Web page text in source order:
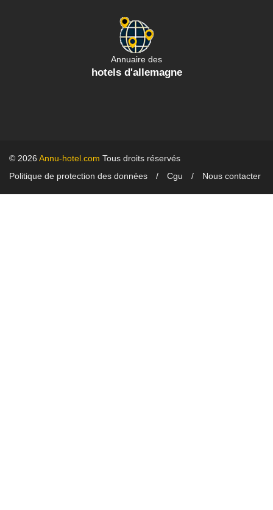
Annuaire des
hotels d'allemagne
© 2026 Annu-hotel.com Tous droits réservés
Politique de protection des données
Cgu Nous contacter